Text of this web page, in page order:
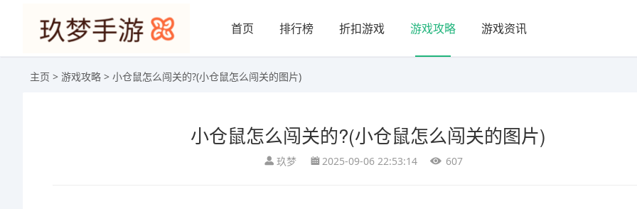
首页 排行榜 折扣游戏 游戏攻略 游戏资讯
主页 > 游戏攻略 > 小仓鼠怎么闯关的?(小仓鼠怎么闯关的图片)
小仓鼠怎么闯关的?(小仓鼠怎么闯关的图片)
玖梦 2025-09-06 22:53:14 607